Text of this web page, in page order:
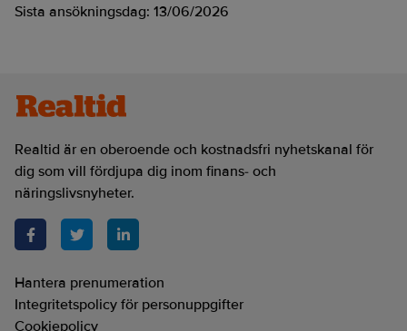
Sista ansökningsdag: 13/06/2026
Realtid är en oberoende och kostnadsfri nyhetskanal för
dig som vill fördjupa dig inom finans- och
näringslivsnyheter.
Hantera prenumeration
Integritetspolicy för personuppgifter
Cookiepolicy